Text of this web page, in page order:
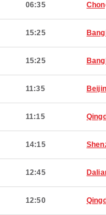
06:35
15:25
15:25
11:35
11:15
14:15
12:45
12:50